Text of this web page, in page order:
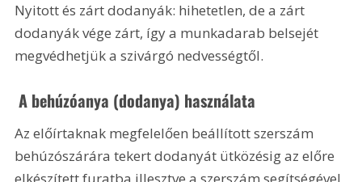
Nyitott és zárt dodanyák: hihetetlen, de a zárt
dodanyák vége zárt, így a munkadarab belsejét
megvédhetjük a szivárgó nedvességtől.
A behúzóanya (dodanya) használata
Az előírtaknak megfelelően beállított szerszám
behúzószárára tekert dodanyát ütközésig az előre